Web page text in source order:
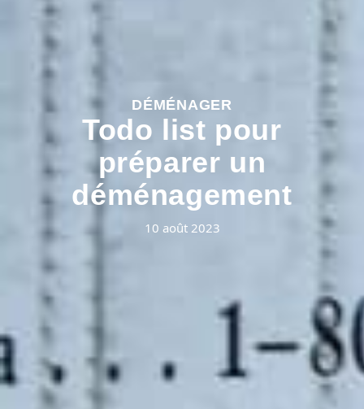
DÉMÉNAGER
Todo list pour
préparer un
déménagement
10 août 2023